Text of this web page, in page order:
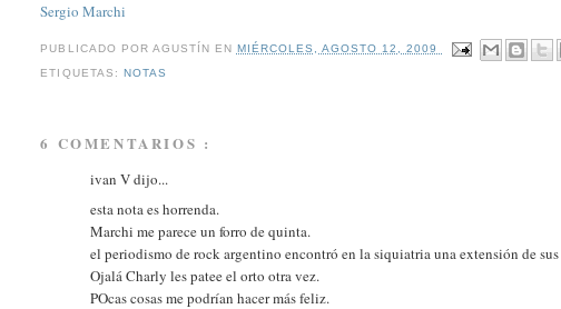
Sergio Marchi
PUBLICADO POR AGUSTÍN EN MIÉRCOLES, AGOSTO 12, 2009
ETIQUETAS: NOTAS
6 COMENTARIOS :
ivan V dijo...
esta nota es horrenda.
Marchi me parece un forro de quinta.
el periodismo de rock argentino encontró en la siquiatria una extensión de
Ojalá Charly les patee el orto otra vez.
POcas cosas me podrían hacer más feliz.